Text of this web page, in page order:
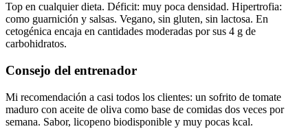
Top en cualquier dieta. Déficit: muy poca densidad. Hipertrofia:
como guarnición y salsas. Vegano, sin gluten, sin lactosa. En
cetogénica encaja en cantidades moderadas por sus 4 g de
carbohidratos.
Consejo del entrenador
Mi recomendación a casi todos los clientes: un sofrito de tomate
maduro con aceite de oliva como base de comidas dos veces por
semana. Sabor, licopeno biodisponible y muy pocas kcal.